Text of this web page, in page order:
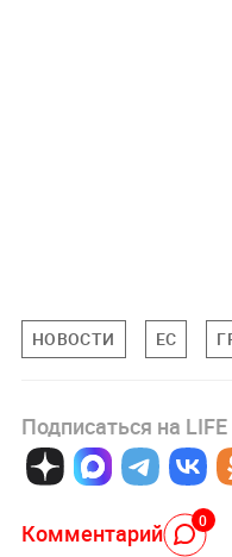
НОВОСТИ ЕС
Подписаться на LIFE
Комментарий 0